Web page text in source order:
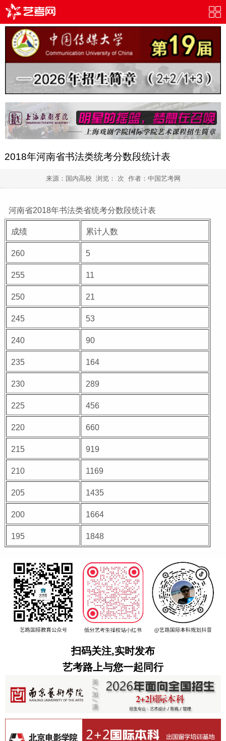
2018年河南省书法类统考分数段统计表
来源：国内高校 浏览： 次 作者： 中国艺考网
河南省2018年书法类省统考分数段统计表
成绩 累计人数
260 5
255 11
250 21
245 53
240 90
235 164
230 289
225 456
220 660
215 919
210 1169
205 1435
200 1664
195 1848
扫码关注,实时发布
艺考路上与您一起同行